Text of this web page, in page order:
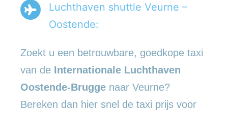
Luchthaven shuttle Veurne –
Oostende:
Zoekt u een betrouwbare, goedkope taxi
van de Internationale Luchthaven
Oostende-Brugge naar Veurne?
Bereken dan hier snel de taxi prijs voor